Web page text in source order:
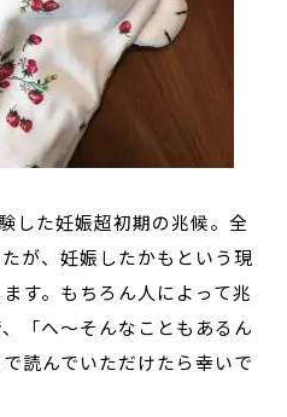
した妊娠超初期の兆候。全
が、妊娠したかもという現
す。もちろん人によって兆
「へ～そんなこともあるん
読んでいただけたら幸いで